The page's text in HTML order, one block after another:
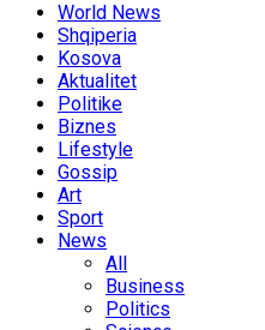
World News
Shqiperia
Kosova
Aktualitet
Politike
Biznes
Lifestyle
Gossip
Art
Sport
News
All
Business
Politics